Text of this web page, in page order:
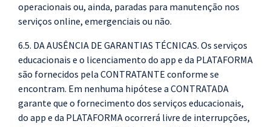
operacionais ou, ainda, paradas para manutenção nos
serviços online, emergenciais ou não.
6.5. DA AUSÊNCIA DE GARANTIAS TÉCNICAS. Os serviços
educacionais e o licenciamento do app e da PLATAFORMA
são fornecidos pela CONTRATANTE conforme se
encontram. Em nenhuma hipótese a CONTRATADA
garante que o fornecimento dos serviços educacionais,
do app e da PLATAFORMA ocorrerá livre de interrupções,